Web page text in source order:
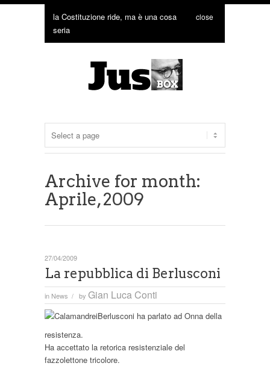
la Costituzione ride, ma è una cosa
seria
close
Archive for month:
Aprile, 2009
La repubblica di Berlusconi
in News / by Gian Luca Conti
27/04/2009
Berlusconi ha parlato ad Onna della
resistenza.
Ha accettato la retorica resistenziale del
fazzolettone tricolore.